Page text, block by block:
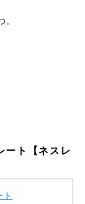
。
ート【ネスレ